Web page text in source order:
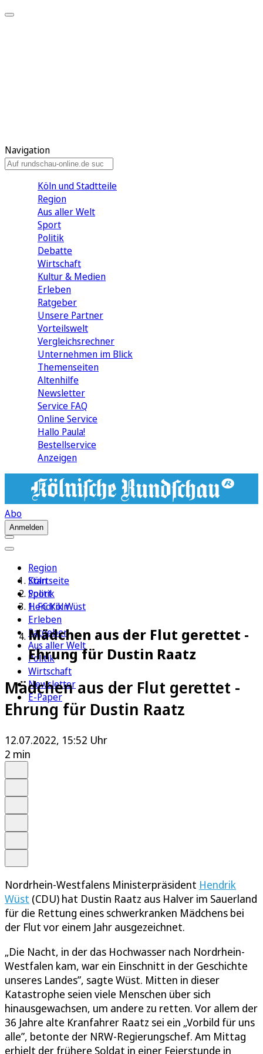
Navigation
Köln und Stadtteile
Region
Aus aller Welt
Sport
Politik
Debatte
Wirtschaft
Kultur & Medien
Erleben
Ratgeber
Unsere Partner
Vorteilswelt
Vergleichsrechner
Unternehmen im Blick
Themenseiten
Altenhilfe
Newsletter
Service FAQ
Online Service
Hallo Paula!
Bestellservice
Anzeigen
Abo
Anmelden
Region
Köln
Sport
1. FC Köln
Erleben
Ratgeber
Aus aller Welt
Politik
Wirtschaft
Newsletter
E-Paper
Startseite
Politik
Hendrik Wüst
Mädchen aus der Flut gerettet -
Ehrung für Dustin Raatz
Mädchen aus der Flut gerettet -
Ehrung für Dustin Raatz
12.07.2022, 15:52 Uhr
2 min
Nordrhein-Westfalens Ministerpräsident Hendrik
Wüst (CDU) hat Dustin Raatz aus Halver im Sauerland
für die Rettung eines schwerkranken Mädchens bei
der Flut vor einem Jahr ausgezeichnet.
„Die Nacht, in der das Hochwasser nach Nordrhein-
Westfalen kam, war ein Einschnitt in der Geschichte
unseres Landes”, sagte Wüst. Mitten in dieser
Katastrophe seien viele Menschen über sich
hinausgewachsen, um andere zu retten. Vor allem der
36 Jahre alte Kranfahrer Raatz sei ein „Vorbild für uns
alle”, betonte der NRW-Regierungschef. Am Mittag
erhielt der frühere Soldat in einer Feierstunde in